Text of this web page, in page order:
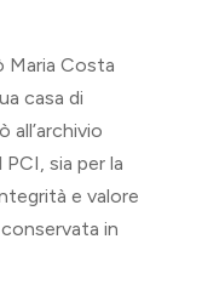
Maria Costa
casa di
all’archivio
sia per la
e valore
in